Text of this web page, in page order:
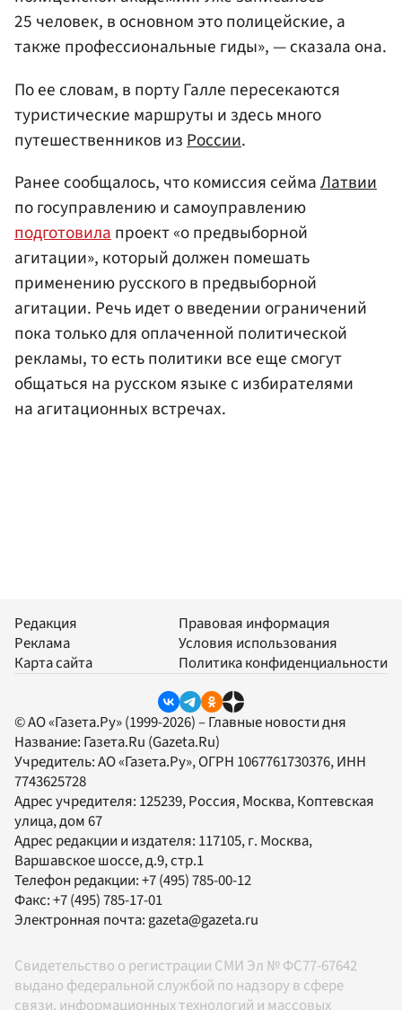
25 человек, в основном это полицейские, а
также профессиональные гиды», — сказала она.
По ее словам, в порту Галле пересекаются
туристические маршруты и здесь много
путешественников из России.
Ранее сообщалось, что комиссия сеймаЛатвии
по госуправлению и самоуправлению
подготовилапроект «о предвыборной
агитации», который должен помешать
применению русского в предвыборной
агитации. Речь идет о введении ограничений
пока только для оплаченной политической
рекламы, то есть политики все еще смогут
общаться на русском языке с избирателями
на агитационных встречах.
Редакция
Реклама
Карта сайта
Правовая информация
Условия использования
Политика конфиденциальности
© АО «Газета.Ру» (1999-2026) – Главные новости дня
Название: Газета.Ru (Gazeta.Ru)
Учредитель:АО «Газета.Ру», ОГРН 1067761730376, ИНН
7743625728
Адрес учредителя: 125239, Россия, Москва, Коптевская
улица, дом 67
Адрес редакции и издателя: 117105, г. Москва,
Варшавское шоссе, д.9, стр.1
Телефон редакции:+7 (495) 785-00-12
Факс:+7 (495) 785-17-01
Электронная почта:gazeta@gazeta.ru
Свидетельство о регистрации СМИ Эл № ФС77-67642
выдано федеральной службой по надзору в сфере
связи, информационных технологий и массовых